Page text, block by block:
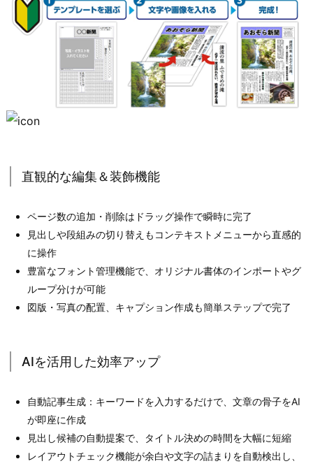
直観的な編集＆装飾機能
ページ数の追加・削除はドラッグ操作で瞬時に完了
見出しや段組みの切り替えもコンテキストメニューから直感的
に操作
豊富なフォント管理機能で、オリジナル書体のインポートやグ
ループ分けが可能
図版・写真の配置、キャプション作成も簡単ステップで完了
AIを活用した効率アップ
自動記事生成：キーワードを入力するだけで、文章の骨子をAI
が即座に作成
見出し候補の自動提案で、タイトル決めの時間を大幅に短縮
レイアウトチェック機能が余白や文字の詰まりを自動検出し、